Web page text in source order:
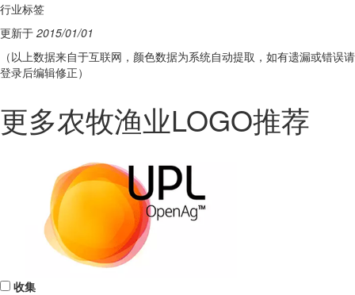
行业标签
更新于 2015/01/01
（以上数据来自于互联网，颜色数据为系统自动提取，如有遗漏或错误请
登录后编辑修正）
更多农牧渔业LOGO推荐
收集